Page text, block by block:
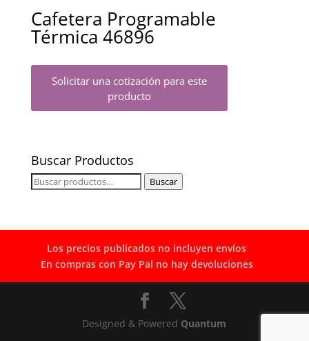
Cafetera Programable
Térmica 46896
Solicitar una cotización para este
producto
Buscar Productos
Buscar
Buscar
Los precios publicados no incluyen envíos
En compras con Pay Pal no hay devoluciones
Designed & Powered Quantum